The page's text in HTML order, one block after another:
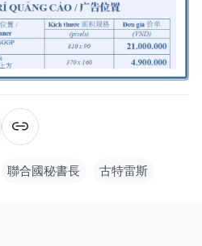
聯合國秘書長 古特雷斯